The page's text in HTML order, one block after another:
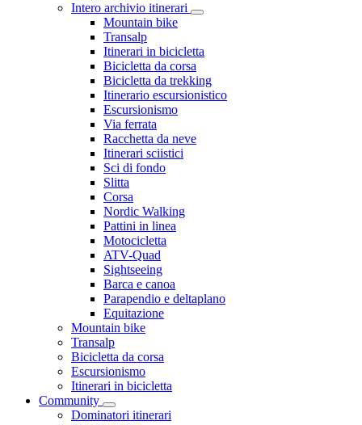
Intero archivio itinerari
Mountain bike
Transalp
Itinerari in bicicletta
Bicicletta da corsa
Bicicletta da trekking
Itinerario escursionistico
Escursionismo
Via ferrata
Racchetta da neve
Itinerari sciistici
Sci di fondo
Slitta
Corsa
Nordic Walking
Pattini in linea
Motocicletta
ATV-Quad
Sightseeing
Barca e canoa
Parapendio e deltaplano
Equitazione
Mountain bike
Transalp
Bicicletta da corsa
Escursionismo
Itinerari in bicicletta
Community
Dominatori itinerari